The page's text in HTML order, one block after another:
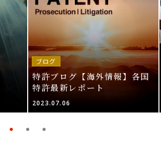
ブログ
特許ブログ【海外情報】各国
特許最新レポート
2023.07.06